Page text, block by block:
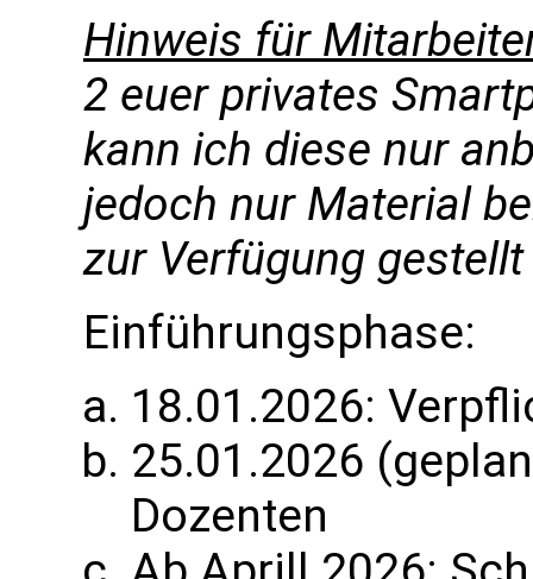
Hinweis für
2 euer privates
kann ich diese nur
jedoch nur Material
zur Verfügung
Einführungsphase:
18.01.2026:
25.01.2026
Dozenten